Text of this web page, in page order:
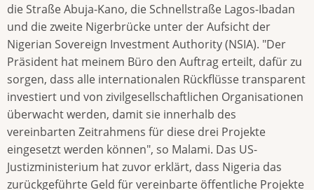
die Straße Abuja-Kano, die Schnellstraße Lagos-Ibadan
und die zweite Nigerbrücke unter der Aufsicht der
Nigerian Sovereign Investment Authority (NSIA). "Der
Präsident hat meinem Büro den Auftrag erteilt, dafür zu
sorgen, dass alle internationalen Rückflüsse transparent
investiert und von zivilgesellschaftlichen Organisationen
überwacht werden, damit sie innerhalb des
vereinbarten Zeitrahmens für diese drei Projekte
eingesetzt werden können", so Malami. Das US-
Justizministerium hat zuvor erklärt, dass Nigeria das
zurückgeführte Geld für vereinbarte öffentliche Projekte